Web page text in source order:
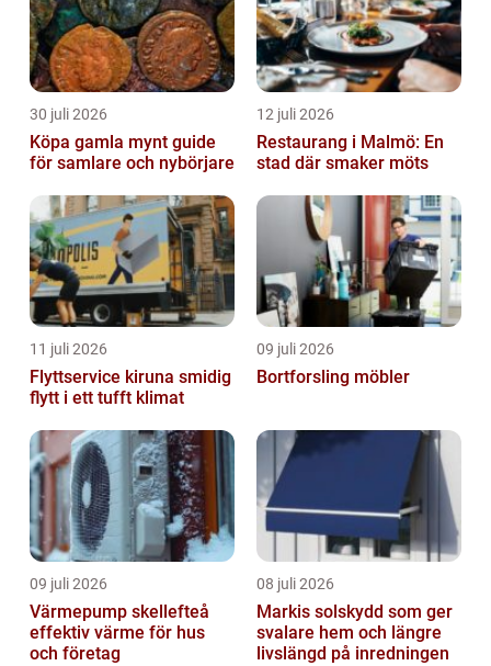
30 juli 2026
Köpa gamla mynt guide
för samlare och nybörjare
12 juli 2026
Restaurang i Malmö: En
stad där smaker möts
11 juli 2026
Flyttservice kiruna smidig
flytt i ett tufft klimat
09 juli 2026
Bortforsling möbler
09 juli 2026
Värmepump skellefteå
effektiv värme för hus
och företag
08 juli 2026
Markis solskydd som ger
svalare hem och längre
livslängd på inredningen